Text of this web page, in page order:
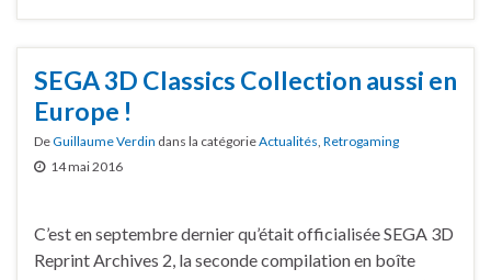
SEGA 3D Classics Collection aussi en
Europe !
DeGuillaume Verdin dans la catégorieActualités, Retrogaming
14 mai 2016
C’est en septembre dernier qu’était officialisée SEGA 3D
Reprint Archives 2, la seconde compilation en boîte